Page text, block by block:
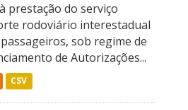
prestação do serviço
rodoviário interestadual
sob regime de
de Autorizações...
CSV